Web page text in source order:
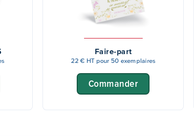
Faire-part
22 € HT pour 50 exemplaires
Commander